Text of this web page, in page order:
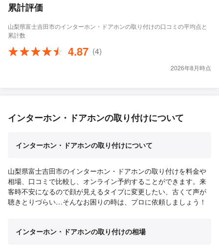
累計評価
山梨県富士吉田市のインターホン・ドアホンの取り付けの口コミの平均点と
累計数
4.87 (4)
2026年8月時点
インターホン・ドアホンの取り付けについて
インターホン・ドアホンの取り付けについて
山梨県富士吉田市のインターホン・ドアホンの取り付けを料金や
相場、口コミで比較し、オンライン予約することができます。来
客時不安になるので顔が見えるタイプに変更したい、古くて声が
聴きとりづらい…そんなお困りの時は、プロに依頼しましょう！
インターホン・ドアホンの取り付けの相場